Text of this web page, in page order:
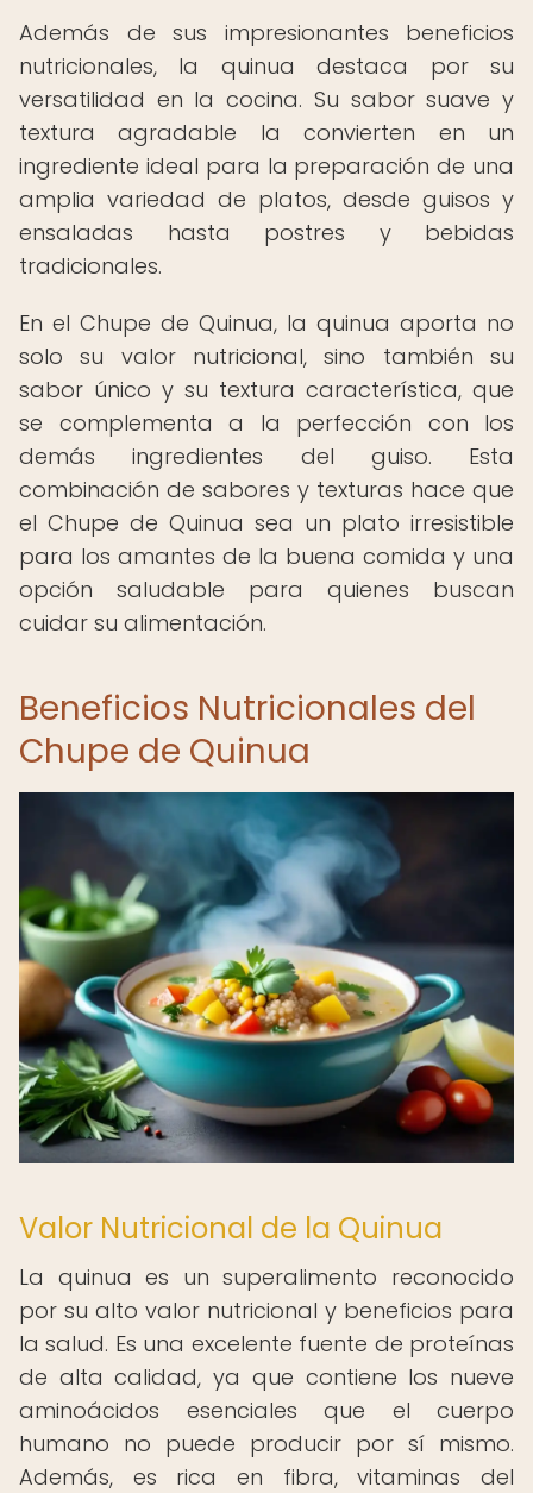
Además de sus impresionantes beneficios
nutricionales, la quinua destaca por su
versatilidad en la cocina. Su sabor suave y
textura agradable la convierten en un
ingrediente ideal para la preparación de una
amplia variedad de platos, desde guisos y
ensaladas hasta postres y bebidas
tradicionales.
En el Chupe de Quinua, la quinua aporta no
solo su valor nutricional, sino también su
sabor único y su textura característica, que
se complementa a la perfección con los
demás ingredientes del guiso. Esta
combinación de sabores y texturas hace que
el Chupe de Quinua sea un plato irresistible
para los amantes de la buena comida y una
opción saludable para quienes buscan
cuidar su alimentación.
Beneficios Nutricionales del
Chupe de Quinua
Valor Nutricional de la Quinua
La quinua es un superalimento reconocido
por su alto valor nutricional y beneficios para
la salud. Es una excelente fuente de proteínas
de alta calidad, ya que contiene los nueve
aminoácidos esenciales que el cuerpo
humano no puede producir por sí mismo.
Además, es rica en fibra, vitaminas del